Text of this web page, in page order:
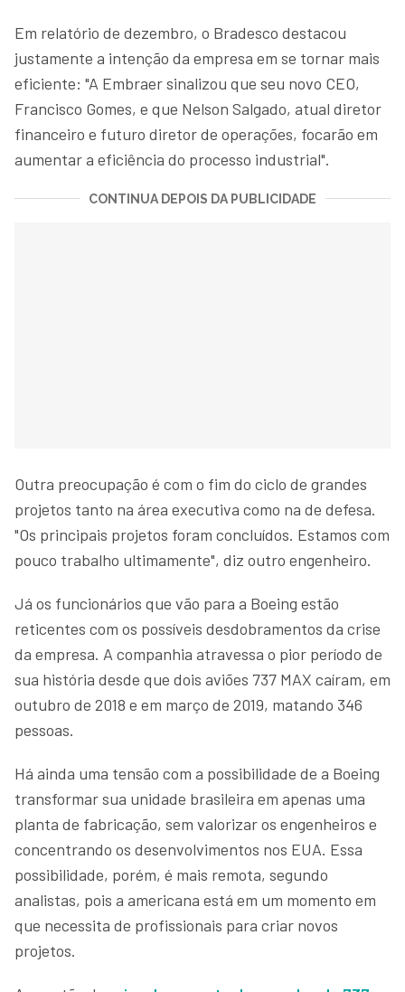
Em relatório de dezembro, o Bradesco destacou
justamente a intenção da empresa em se tornar mais
eficiente: "A Embraer sinalizou que seu novo CEO,
Francisco Gomes, e que Nelson Salgado, atual diretor
financeiro e futuro diretor de operações, focarão em
aumentar a eficiência do processo industrial".
CONTINUA DEPOIS DA PUBLICIDADE
Outra preocupação é com o fim do ciclo de grandes
projetos tanto na área executiva como na de defesa.
"Os principais projetos foram concluídos. Estamos com
pouco trabalho ultimamente", diz outro engenheiro.
Já os funcionários que vão para a Boeing estão
reticentes com os possíveis desdobramentos da crise
da empresa. A companhia atravessa o pior período de
sua história desde que dois aviões 737 MAX caíram, em
outubro de 2018 e em março de 2019, matando 346
pessoas.
Há ainda uma tensão com a possibilidade de a Boeing
transformar sua unidade brasileira em apenas uma
planta de fabricação, sem valorizar os engenheiros e
concentrando os desenvolvimentos nos EUA. Essa
possibilidade, porém, é mais remota, segundo
analistas, pois a americana está em um momento em
que necessita de profissionais para criar novos
projetos.